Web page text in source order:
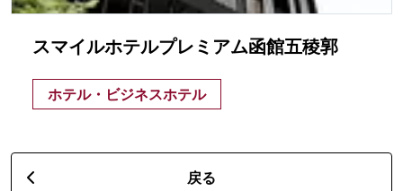
スマイルホテルプレミアム函館五稜郭
ホテル・ビジネスホテル
戻る